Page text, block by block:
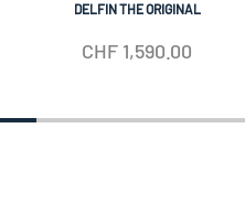
DELFIN THE ORIGINAL
CHF 1,590.00